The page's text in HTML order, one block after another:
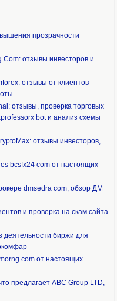
прозрачности
отзывы инвесторов и
отзывы от клиентов
отзывы, проверка торговых
bot и анализ схемы
отзывы инвесторов,
bcsfx24 com от настоящих
dmsedra com, обзор ДМ
и проверка на скам сайта
деятельности биржи для
com от настоящих
предлагает ABC Group LTD,